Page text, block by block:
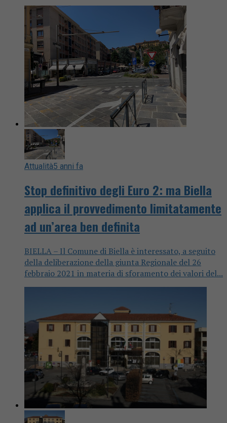
Attualità5 anni fa
Stop definitivo degli Euro 2: ma Biella
applica il provvedimento limitatamente
ad un’area ben definita
BIELLA – Il Comune di Biella è interessato, a seguito
della deliberazione della giunta Regionale del 26
febbraio 2021 in materia di sforamento dei valori del...